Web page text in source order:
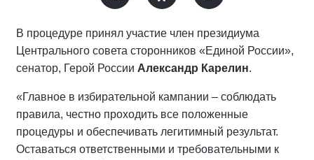
В процедуре принял участие член президиума
Центрального совета сторонников «Единой России»,
сенатор, Герой России Александр Карелин.
«Главное в избирательной кампании – соблюдать
правила, честно проходить все положенные
процедуры и обеспечивать легитимный результат.
Оставаться ответственными и требовательными к